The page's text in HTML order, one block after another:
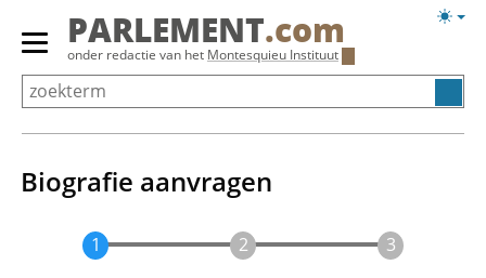
Overslaan
Primair
menu
tonen/verbergen
PARLEMENT.com
onder redactie van het Montesquieu Instituut
Biografie aanvragen